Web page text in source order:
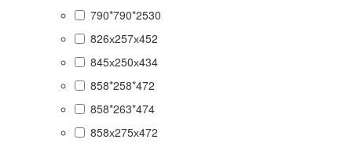
790*790*2530
826х257х452
845х250х434
858*258*472
858*263*474
858х275х472